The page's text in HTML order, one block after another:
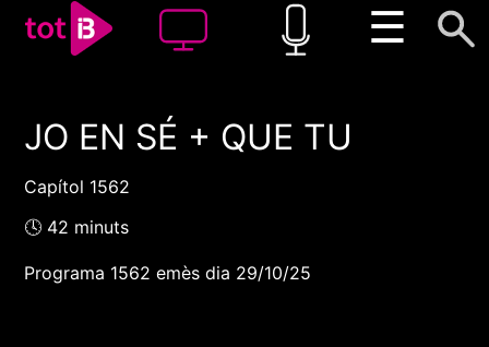
☰
00:00 00:00
JO EN SÉ + QUE TU
Capítol 1562
🕓 42 minuts
Programa 1562 emès dia 29/10/25